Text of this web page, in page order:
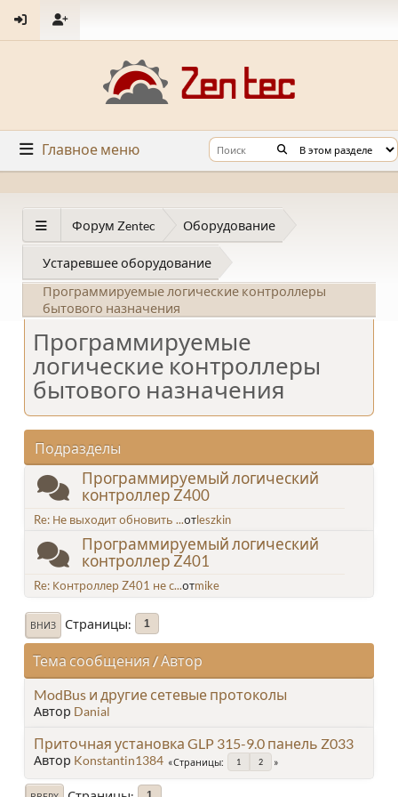
Главное меню
Форум Zentec Оборудование
Устаревшее оборудование
Программируемые логические контроллеры
бытового назначения
Программируемые
логические контроллеры
бытового назначения
Подразделы
Программируемый логический
контроллер Z400
Re: Не выходит обновить ...отleszkin
Программируемый логический
контроллер Z401
Re: Контроллер Z401 не с...отmike
ВНИЗ Страницы 1
Тема сообщения / Автор
ModBus и другие сетевые протоколы
Автор Danial
Приточная установка GLP 315-9.0 панель Z033
Автор Konstantin1384 Страницы 1 2